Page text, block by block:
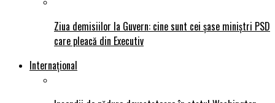
Ziua demisiilor la Guvern: cine sunt cei șase miniștri PSD
care pleacă din Executiv
Internațional